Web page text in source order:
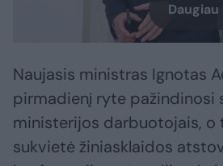
Naujasis ministras Ignotas
pirmadienį ryte pažindinosi
ministerijos darbuotojais, o
sukvietė žiniasklaidos